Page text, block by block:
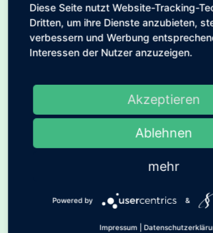
12. Juni zwei 1. Klassen auf
des TCO Lorsch. Insgesamt
Kinder wollten an beiden
Unterstützt wurden sie
Trainern unserer...
Diese Seite nutzt Website-Tracking-
Dritten, um ihre Dienste anzubieten,
verbessern und Werbung
Interessen der Nutzer anzuzeigen.
Akzeptieren
Ablehnen
mehr
Powered by &
Impressum